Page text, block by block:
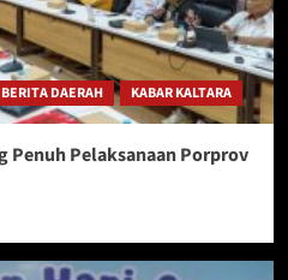
BERITA DAERAH KABAR KALTARA
Penuh Pelaksanaan Porprov